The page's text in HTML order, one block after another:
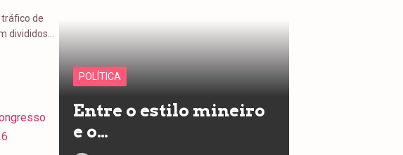
de
divididos…
POLÍTICA
Entre o estilo mineiro
e o…